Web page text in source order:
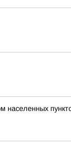
населенных